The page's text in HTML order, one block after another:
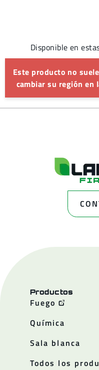
Disponible en
Este producto no
cambiar su región en
Productos
Fuego
Química
Sala blanca
Todos los